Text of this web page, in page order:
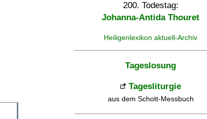
200. Todestag:
Johanna-Antida Thouret
Heiligenlexikon aktuell-Archiv
Tageslosung
Tagesliturgie
aus dem Schott-Messbuch